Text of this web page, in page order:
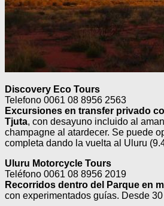
Discovery Eco Tours
Telefono 0061 08 8956 2563
Excursiones en transfer privado
Tjuta, con desayuno incluido al
champagne al atardecer. Se puede
completa dando la vuelta al Uluru
Uluru Motorcycle Tours
Teléfono 0061 08 8956 2019
Recorridos dentro del Parque en
con experimentados guías. Desde